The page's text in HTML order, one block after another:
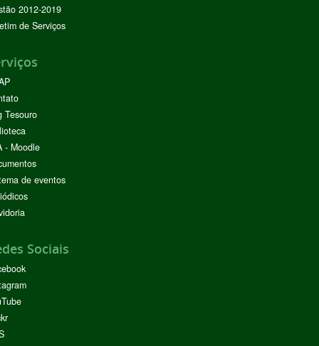
2012-2019
de Serviços
Tesouro
- Moodle
de eventos
Sociais